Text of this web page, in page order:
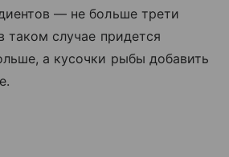
— не больше трети
таком случае придется
а кусочки рыбы добавить